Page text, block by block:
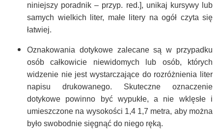
niniejszy poradnik – przyp. red.], unikaj kursywy lub
samych wielkich liter, małe litery na ogół czyta się
łatwiej.
Oznakowania dotykowe zalecane są w przypadku
osób całkowicie niewidomych lub osób, których
widzenie nie jest wystarczające do rozróżnienia liter
napisu drukowanego. Skuteczne oznaczenie
dotykowe powinno być wypukłe, a nie wklęsłe i
umieszczone na wysokości 1,4 1,7 metra, aby można
było swobodnie sięgnąć do niego ręką.